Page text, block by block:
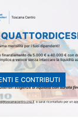
E CONTRIBUTI